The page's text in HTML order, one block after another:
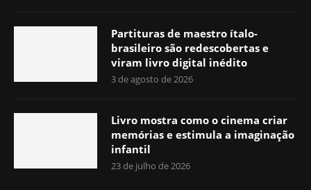
Partituras de maestro ítalo-
brasileiro são redescobertas e
viram livro digital inédito
3 de agosto de 2026
Livro mostra como o cinema criar
memórias e estimula a imaginação
infantil
23 de julho de 2026